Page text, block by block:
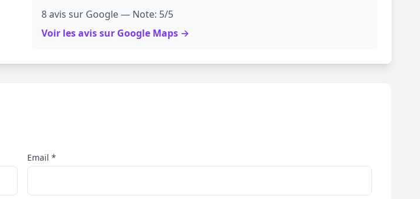
8 avis sur Google — Note: 5/5
Voir les avis sur Google Maps →
Email *